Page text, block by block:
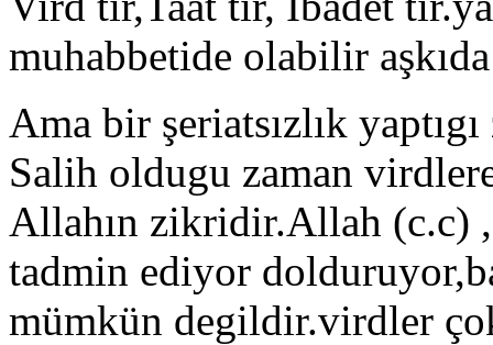
muhabbetide olabilir
Ama bir şeriatsızlık
Salih oldugu zaman
Allahın zikridir.Allah
tadmin ediyor
mümkün degildir.virdler